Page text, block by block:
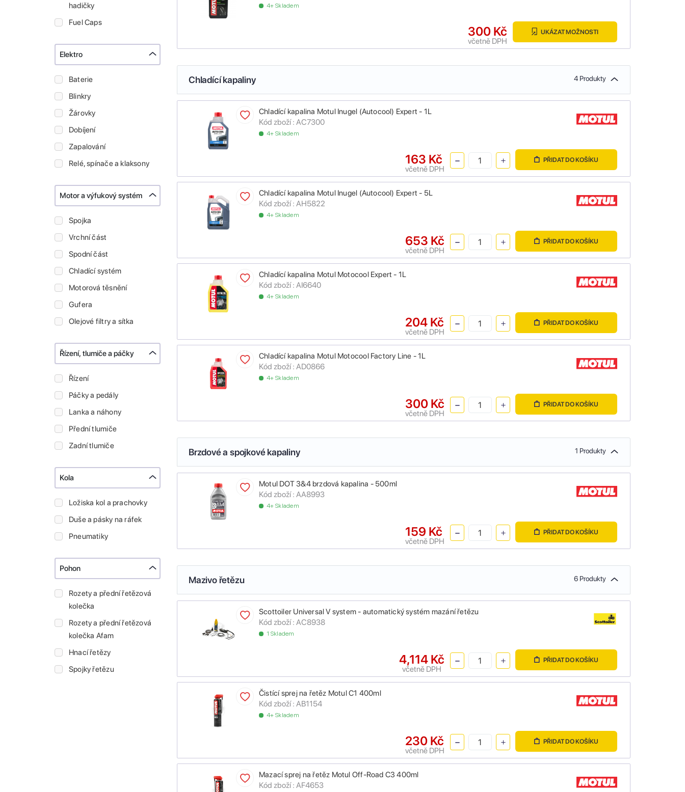
hadičky
Fuel Caps
Elektro
Baterie
Blinkry
Žárovky
Dobíjení
Zapalování
Relé, spínače a klaksony
Motor a výfukový systém
Spojka
Vrchní část
Spodní část
Chladící systém
Motorová těsnění
Gufera
Olejové filtry a sítka
Řízení, tlumiče a páčky
Řízení
Páčky a pedály
Lanka a náhony
Přední tlumiče
Zadní tlumiče
Kola
Ložiska kol a prachovky
Duše a pásky na ráfek
Pneumatiky
Pohon
Rozety a přední řetězová
kolečka
Rozety a přední řetězová
kolečka Afam
Hnací řetězy
Spojky řetězu
4+ Skladem
300 Kč
včetně DPH
UKÁZAT MOŽNOSTI
Chladící kapaliny 4 Produkty
Chladící kapalina Motul Inugel (Autocool) Expert - 1L
Kód zboží : AC7300
4+ Skladem
163 Kč
včetně DPH
PŘIDAT DO KOŠÍKU
Chladící kapalina Motul Inugel (Autocool) Expert - 5L
Kód zboží : AH5822
4+ Skladem
653 Kč
včetně DPH
PŘIDAT DO KOŠÍKU
Chladící kapalina Motul Motocool Expert - 1L
Kód zboží : AI6640
4+ Skladem
204 Kč
včetně DPH
PŘIDAT DO KOŠÍKU
Chladící kapalina Motul Motocool Factory Line - 1L
Kód zboží : AD0866
4+ Skladem
300 Kč
včetně DPH
PŘIDAT DO KOŠÍKU
Brzdové a spojkové kapaliny 1 Produkty
Motul DOT 3&4 brzdová kapalina - 500ml
Kód zboží : AA8993
4+ Skladem
159 Kč
včetně DPH
PŘIDAT DO KOŠÍKU
Mazivo řetězu 6 Produkty
Scottoiler Universal V system - automatický systém mazání řetězu
Kód zboží : AC8938
1 Skladem
4,114 Kč
včetně DPH
PŘIDAT DO KOŠÍKU
Čistící sprej na řetěz Motul C1 400ml
Kód zboží : AB1154
4+ Skladem
230 Kč
včetně DPH
PŘIDAT DO KOŠÍKU
Mazací sprej na řetěz Motul Off-Road C3 400ml
Kód zboží : AF4653